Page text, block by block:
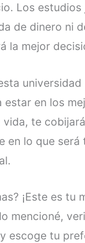
Los estudios
de dinero ni
la mejor
estar en los
vida, te
en lo que será
¡Este es tu
mencioné,
escoge tu